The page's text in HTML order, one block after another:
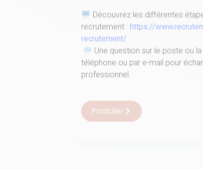
Découvrez les différentes
recrutement : https://
recrutement/
Une question sur le poste ou
téléphone ou par e-mail pour
professionnel.
Postuler